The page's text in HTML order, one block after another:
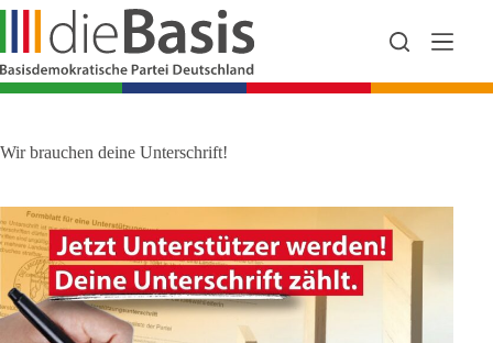
Zum
springen
Wir brauchen deine Unterschrift!